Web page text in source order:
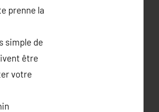
prenne la
simple de
être
votre